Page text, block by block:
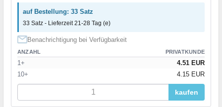
auf Bestellung: 33 Satz
33 Satz - Lieferzeit 21-28 Tag (e)
Benachrichtigung bei Verfügbarkeit
ANZAHL PRIVATKUNDE
1+
4.51 EUR
10+
4.15 EUR
kaufen